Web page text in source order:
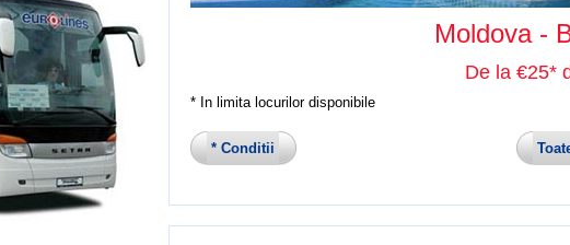
Moldova -
De la €25*
* In limita locurilor disponibile
* Conditii